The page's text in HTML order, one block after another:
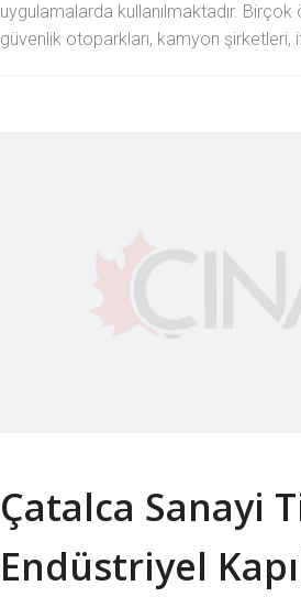
uygulamalarda kullanılmaktadır.
güvenlik otoparkları, kamyon şirketleri,
Çatalca Sanayi
Endüstriyel